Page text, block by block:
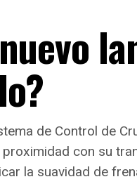
de Control de
con su
la suavidad de